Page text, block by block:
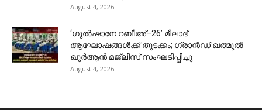
August 4, 2026
‘ഗുൽഷാനേ റബീഅ്–26’ മീലാദ്
ആഘോഷങ്ങൾക്ക് തുടക്കം; ഗ്രാൻഡ് ഖത്മുൽ
ഖുർആൻ മജ്‌ലിസ് സംഘടിപ്പിച്ചു
August 4, 2026